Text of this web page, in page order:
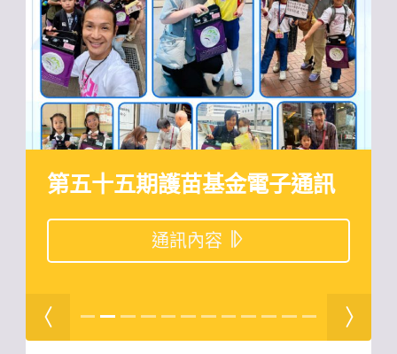
第五十五期護苗基金電子通訊
通訊內容
previous next